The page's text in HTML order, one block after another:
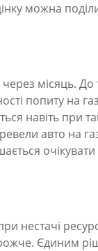
можна
через місяць.
попиту на газ.
навіть при
авто на
нестачі
Єдиним